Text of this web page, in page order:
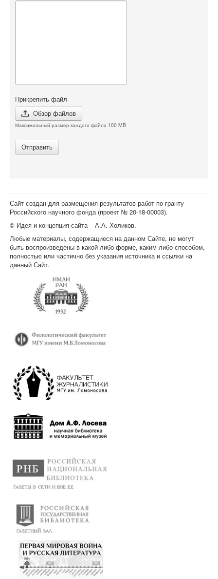
Прикрепить файл
Обзор файлов
Максимальный размер каждого файла 100 MB
Отправить
Сайт создан для размещения результатов работ по гранту
Российского научного фонда (проект № 20-18-00003).
© Идея и концепция сайта – А.А. Холиков.
Любые материалы, содержащиеся на данном Сайте, не могут
быть воспроизведены в какой-либо форме, каким-либо способом,
полностью или частично без указания источника и ссылки на
данный Сайт.